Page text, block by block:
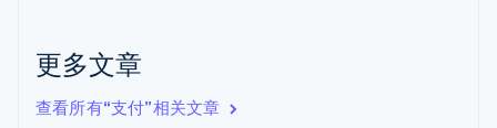
更多文章
查看所有“支付”相关文章
English Italiano
拉脱维亚
立陶宛